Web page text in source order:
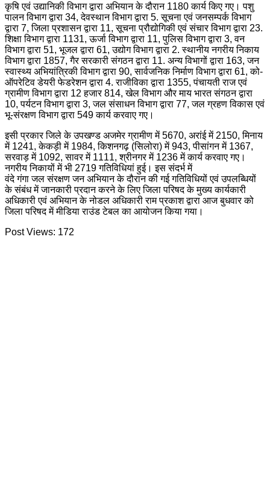
कृषि एवं उद्यानिकी विभाग द्वारा अभियान के दौरान 1180 कार्य किए गए। पशु
पालन विभाग द्वारा 34, देवस्थान विभाग द्वारा 5. सूचना एवं जनसम्पर्क विभाग
द्वारा 7, जिला प्रशासन द्वारा 11, सूचना प्रौद्योगिकी एवं संचार विभाग द्वारा 23.
शिक्षा विभाग द्वारा 1131, ऊर्जा विभाग द्वारा 11, पुलिस विभाग द्वारा 3, वन
विभाग द्वारा 51, भूजल द्वारा 61, उद्योग विभाग द्वारा 2. स्थानीय नगरीय निकाय
विभाग द्वारा 1857, गैर सरकारी संगठन द्वारा 11. अन्य विभागों द्वारा 163, जन
स्वास्थ्य अभियांत्रिकी विभाग द्वारा 90, सार्वजनिक निर्माण विभाग द्वारा 61, को-
ऑपरेटिव डेयरी फेडरेशन द्वारा 4. राजीविका द्वारा 1355, पंचायती राज एवं
ग्रामीण विभाग द्वारा 12 हजार 814, खेल विभाग और माय भारत संगठन द्वारा
10, पर्यटन विभाग द्वारा 3, जल संसाधन विभाग द्वारा 77, जल ग्रहण विकास एवं
भू-संरक्षण विभाग द्वारा 549 कार्य करवाए गए।
इसी प्रकार जिले के उपखण्ड अजमेर ग्रामीण में 5670, अरांई में 2150, मिनाय
में 1241, केकड़ी में 1984, किशनगढ़ (सिलोरा) में 943, पीसांगन में 1367,
सरवाड़ में 1092, सावर में 1111, श्रीनगर में 1236 में कार्य करवाए गए।
नगरीय निकायों में भी 2719 गतिविधियां हुई। इस संदर्भ में
वंदे गंगा जल संरक्षण जन अभियान के दौरान की गई गतिविधियों एवं उपलब्धियों
के संबंध में जानकारी प्रदान करने के लिए जिला परिषद के मुख्य कार्यकारी
अधिकारी एवं अभियान के नोडल अधिकारी राम प्रकाश द्वारा आज बुधवार को
जिला परिषद में मीडिया राउंड टेबल का आयोजन किया गया।
Post Views: 172